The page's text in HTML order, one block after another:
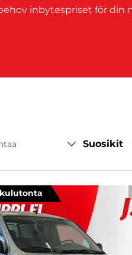
inbytespriset för din
Suosikit